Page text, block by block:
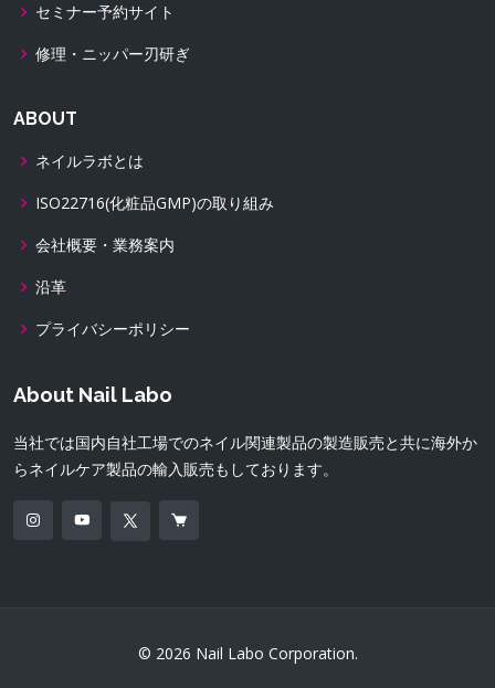
セミナー予約サイト
修理・ニッパー刃研ぎ
ABOUT
ネイルラボとは
ISO22716(化粧品GMP)の取り組み
会社概要・業務案内
沿革
プライバシーポリシー
About Nail Labo
当社では国内自社工場でのネイル関連製品の製造販売と共に海外か
らネイルケア製品の輸入販売もしております。
© 2026 Nail Labo Corporation.